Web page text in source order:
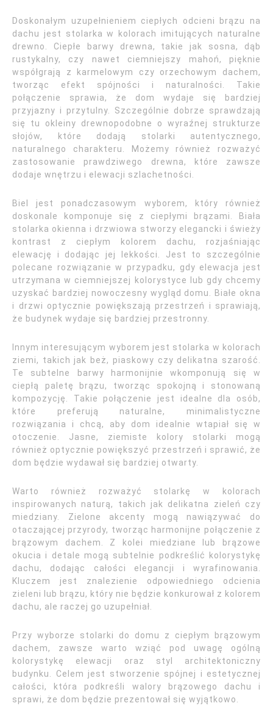
Doskonałym uzupełnieniem ciepłych odcieni brązu na
dachu jest stolarka w kolorach imitujących naturalne
drewno. Ciepłe barwy drewna, takie jak sosna, dąb
rustykalny, czy nawet ciemniejszy mahoń, pięknie
współgrają z karmelowym czy orzechowym dachem,
tworząc efekt spójności i naturalności. Takie
połączenie sprawia, że dom wydaje się bardziej
przyjazny i przytulny. Szczególnie dobrze sprawdzają
się tu okleiny drewnopodobne o wyraźnej strukturze
słojów, które dodają stolarki autentycznego,
naturalnego charakteru. Możemy również rozważyć
zastosowanie prawdziwego drewna, które zawsze
dodaje wnętrzu i elewacji szlachetności.
Biel jest ponadczasowym wyborem, który również
doskonale komponuje się z ciepłymi brązami. Biała
stolarka okienna i drzwiowa stworzy elegancki i świeży
kontrast z ciepłym kolorem dachu, rozjaśniając
elewację i dodając jej lekkości. Jest to szczególnie
polecane rozwiązanie w przypadku, gdy elewacja jest
utrzymana w ciemniejszej kolorystyce lub gdy chcemy
uzyskać bardziej nowoczesny wygląd domu. Białe okna
i drzwi optycznie powiększają przestrzeń i sprawiają,
że budynek wydaje się bardziej przestronny.
Innym interesującym wyborem jest stolarka w kolorach
ziemi, takich jak beż, piaskowy czy delikatna szarość.
Te subtelne barwy harmonijnie wkomponują się w
ciepłą paletę brązu, tworząc spokojną i stonowaną
kompozycję. Takie połączenie jest idealne dla osób,
które preferują naturalne, minimalistyczne
rozwiązania i chcą, aby dom idealnie wtapiał się w
otoczenie. Jasne, ziemiste kolory stolarki mogą
również optycznie powiększyć przestrzeń i sprawić, że
dom będzie wydawał się bardziej otwarty.
Warto również rozważyć stolarkę w kolorach
inspirowanych naturą, takich jak delikatna zieleń czy
miedziany. Zielone akcenty mogą nawiązywać do
otaczającej przyrody, tworząc harmonijne połączenie z
brązowym dachem. Z kolei miedziane lub brązowe
okucia i detale mogą subtelnie podkreślić kolorystykę
dachu, dodając całości elegancji i wyrafinowania.
Kluczem jest znalezienie odpowiedniego odcienia
zieleni lub brązu, który nie będzie konkurował z kolorem
dachu, ale raczej go uzupełniał.
Przy wyborze stolarki do domu z ciepłym brązowym
dachem, zawsze warto wziąć pod uwagę ogólną
kolorystykę elewacji oraz styl architektoniczny
budynku. Celem jest stworzenie spójnej i estetycznej
całości, która podkreśli walory brązowego dachu i
sprawi, że dom będzie prezentował się wyjątkowo.